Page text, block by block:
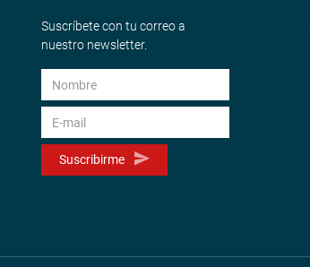
Suscríbete con tu correo a
nuestro newsletter.
Suscribirme